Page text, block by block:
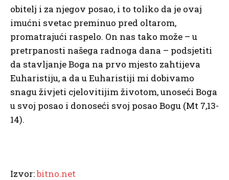
obitelj i za njegov posao, i to toliko da je ovaj
imućni svetac preminuo pred oltarom,
promatrajući raspelo. On nas tako može – u
pretrpanosti našega radnoga dana – podsjetiti
da stavljanje Boga na prvo mjesto zahtijeva
Euharistiju, a da u Euharistiji mi dobivamo
snagu živjeti cjelovitijim životom, unoseći Boga
u svoj posao i donoseći svoj posao Bogu (Mt 7,13-
14).
Izvor:bitno.net